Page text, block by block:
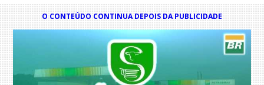
O CONTEÚDO CONTINUA DEPOIS DA PUBLICIDADE